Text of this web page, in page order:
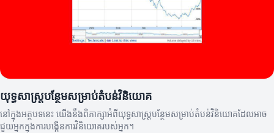
យុទ្ធសាស្ត្របន្ថែមសម្រាប់តំបន់វិនិយោគ
នៅក្នុងអត្ថបទនេះ យើងនឹងពិភាក្សាអំពីយុទ្ធសាស្ត្របន្ថែមសម្រាប់តំបន់វិនិយោគដែលអាច
ជួយអ្នកក្នុងការបង្កើនការវិនិយោគរបស់អ្នក។